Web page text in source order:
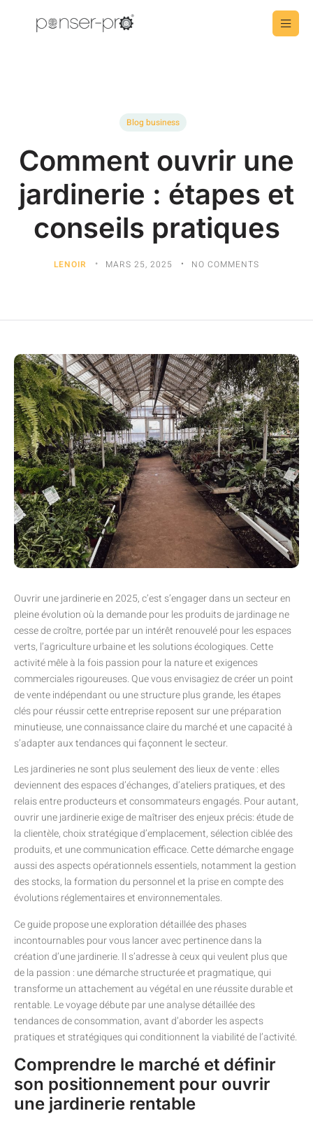
Blog business
Comment ouvrir une
jardinerie : étapes et
conseils pratiques
LENOIR MARS 25, 2025 NO COMMENTS
Ouvrir une jardinerie en 2025, c’est s’engager dans un secteur en
pleine évolution où la demande pour les produits de jardinage ne
cesse de croître, portée par un intérêt renouvelé pour les espaces
verts, l’agriculture urbaine et les solutions écologiques. Cette
activité mêle à la fois passion pour la nature et exigences
commerciales rigoureuses. Que vous envisagiez de créer un point
de vente indépendant ou une structure plus grande, les étapes
clés pour réussir cette entreprise reposent sur une préparation
minutieuse, une connaissance claire du marché et une capacité à
s’adapter aux tendances qui façonnent le secteur.
Les jardineries ne sont plus seulement des lieux de vente : elles
deviennent des espaces d’échanges, d’ateliers pratiques, et des
relais entre producteurs et consommateurs engagés. Pour autant,
ouvrir une jardinerie exige de maîtriser des enjeux précis: étude de
la clientèle, choix stratégique d’emplacement, sélection ciblée des
produits, et une communication efficace. Cette démarche engage
aussi des aspects opérationnels essentiels, notamment la gestion
des stocks, la formation du personnel et la prise en compte des
évolutions réglementaires et environnementales.
Ce guide propose une exploration détaillée des phases
incontournables pour vous lancer avec pertinence dans la
création d’une jardinerie. Il s’adresse à ceux qui veulent plus que
de la passion : une démarche structurée et pragmatique, qui
transforme un attachement au végétal en une réussite durable et
rentable. Le voyage débute par une analyse détaillée des
tendances de consommation, avant d’aborder les aspects
pratiques et stratégiques qui conditionnent la viabilité de l’activité.
Comprendre le marché et définir
son positionnement pour ouvrir
une jardinerie rentable